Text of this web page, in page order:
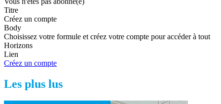
Titre
Créez un compte
Body
Choisissez votre formule et créez votre compte pour accéder à tout
Horizons
Lien
Créez un compte
Les plus lus